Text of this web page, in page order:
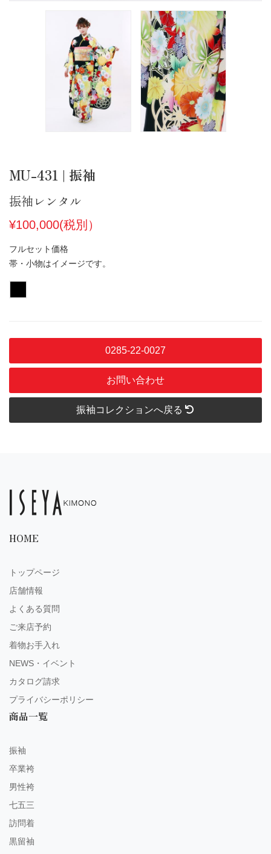
MU-431 | 振袖
振袖レンタル
¥100,000(税別）
フルセット価格
帯・小物はイメージです。
0285-22-0027
お問い合わせ
振袖コレクションへ戻る
HOME
トップページ
店舗情報
よくある質問
ご来店予約
着物お手入れ
NEWS・イベント
カタログ請求
プライバシーポリシー
商品一覧
振袖
卒業袴
男性袴
七五三
訪問着
黒留袖